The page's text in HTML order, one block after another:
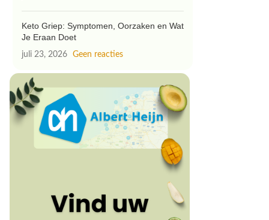
Keto Griep: Symptomen, Oorzaken en Wat
Je Eraan Doet
juli 23, 2026 Geen reacties